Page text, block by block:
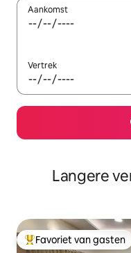
Aankomst
Vertrek
Langere
Topfavoriet van gasten
Favoriet van gasten